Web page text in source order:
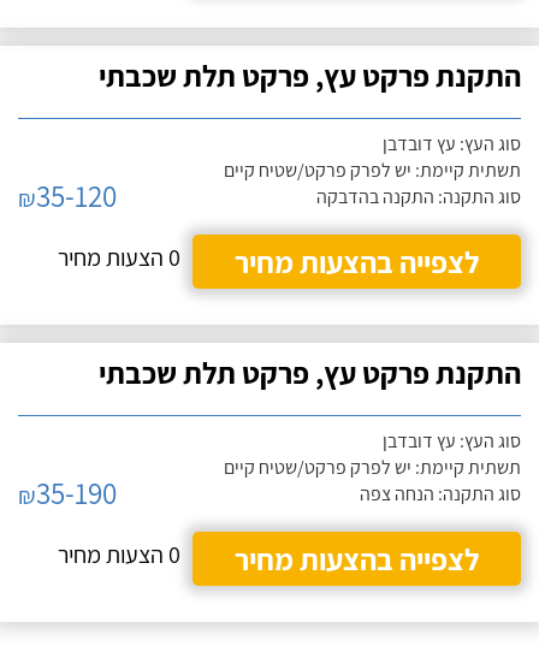
התקנת פרקט עץ, פרקט תלת שכבתי
סוג העץ: עץ דובדבן
תשתית קיימת: יש לפרק פרקט/שטיח קיים
סוג התקנה: התקנה בהדבקה
₪35-120
לצפייה בהצעות מחיר
0 הצעות מחיר
התקנת פרקט עץ, פרקט תלת שכבתי
סוג העץ: עץ דובדבן
תשתית קיימת: יש לפרק פרקט/שטיח קיים
סוג התקנה: הנחה צפה
₪35-190
לצפייה בהצעות מחיר
0 הצעות מחיר